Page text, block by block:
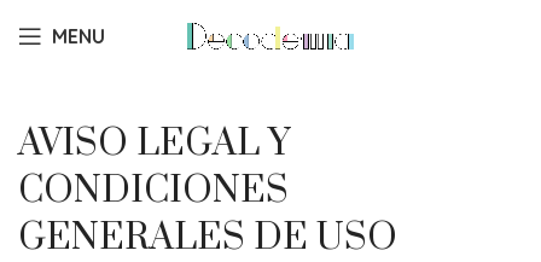
MENU
AVISO LEGAL Y
CONDICIONES
GENERALES DE USO